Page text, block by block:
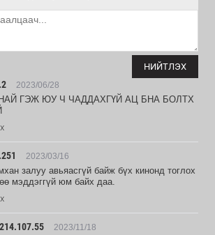
НИЙТЛЭХ
2023/06/28
ГЭЖ ЮУ Ч ЧАДДАХГҮЙ АЦ БНА БОЛТХ
2023/03/16
залуу авьяасгүй байж бүх кинонд тоглох
мэддэггүй юм байх даа.
2023/11/18